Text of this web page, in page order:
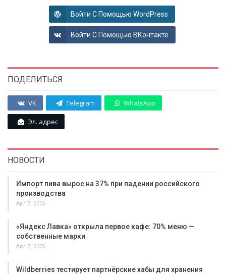
Войти С Помощью WordPress
Войти С Помощью ВКонтакте
ПОДЕЛИТЬСЯ
VK Telegram WhatsApp
Эл. адрес
НОВОСТИ
Импорт пива вырос на 37% при падении российского
производства
Авг 7, 2026
«Яндекс Лавка» открыла первое кафе: 70% меню —
собственные марки
Авг 7, 2026
Wildberries тестирует партнёрские хабы для хранения